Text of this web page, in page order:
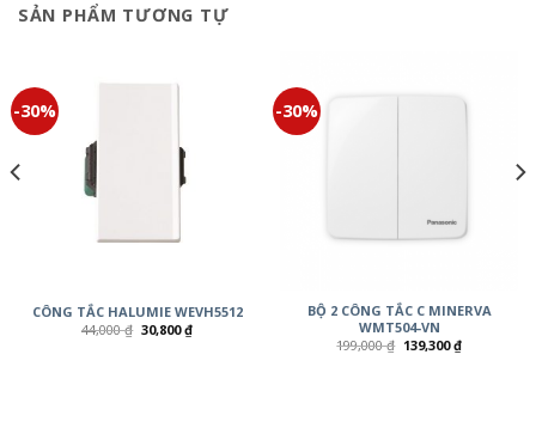
SẢN PHẨM TƯƠNG TỰ
-30%
CÔNG TẮC HALUMIE WEVH5512
44,000₫ 30,800₫
-30%
BỘ 2 CÔNG TẮC C MINERVA
WMT504-VN
199,000₫ 139,300₫